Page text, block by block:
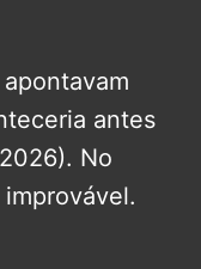
antes
No